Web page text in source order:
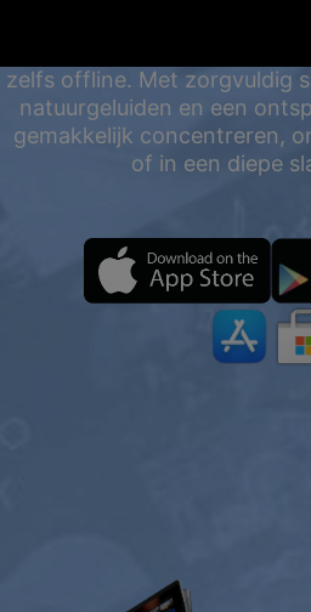
zelfs offline. Met zorgvuldig
natuurgeluiden en een
gemakkelijk concentreren,
of in een diepe